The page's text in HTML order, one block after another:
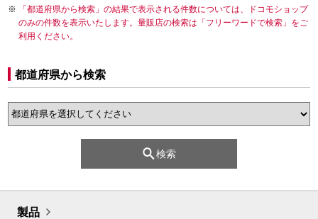
「都道府県から検索」の結果で表示される件数については、ドコモショップ
のみの件数を表示いたします。量販店の検索は「フリーワードで検索」をご
利用ください。
都道府県から検索
検索
製品